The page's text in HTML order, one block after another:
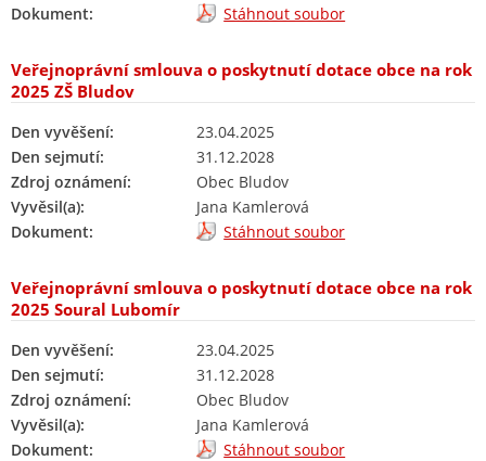
Dokument:
Stáhnout soubor
Veřejnoprávní smlouva o poskytnutí dotace obce na rok
2025 ZŠ Bludov
Den vyvěšení:
23.04.2025
Den sejmutí:
31.12.2028
Zdroj oznámení:
Obec Bludov
Vyvěsil(a):
Jana Kamlerová
Dokument:
Stáhnout soubor
Veřejnoprávní smlouva o poskytnutí dotace obce na rok
2025 Soural Lubomír
Den vyvěšení:
23.04.2025
Den sejmutí:
31.12.2028
Zdroj oznámení:
Obec Bludov
Vyvěsil(a):
Jana Kamlerová
Dokument:
Stáhnout soubor